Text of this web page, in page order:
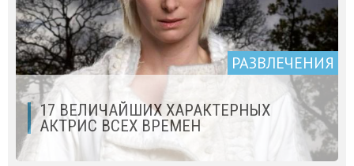
РАЗВЛЕЧЕНИЯ
17 ВЕЛИЧАЙШИХ ХАРАКТЕРНЫХ
АКТРИС ВСЕХ ВРЕМЕН